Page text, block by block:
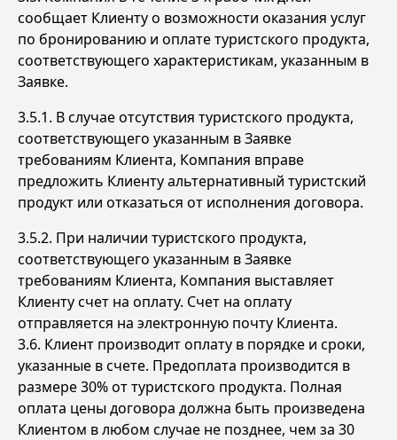
сообщает Клиенту о возможности оказания услуг
по бронированию и оплате туристского продукта,
соответствующего характеристикам, указанным в
Заявке.
3.5.1. В случае отсутствия туристского продукта,
соответствующего указанным в Заявке
требованиям Клиента, Компания вправе
предложить Клиенту альтернативный туристский
продукт или отказаться от исполнения договора.
3.5.2. При наличии туристского продукта,
соответствующего указанным в Заявке
требованиям Клиента, Компания выставляет
Клиенту счет на оплату. Счет на оплату
отправляется на электронную почту Клиента.
3.6. Клиент производит оплату в порядке и сроки,
указанные в счете. Предоплата производится в
размере 30% от туристского продукта. Полная
оплата цены договора должна быть произведена
Клиентом в любом случае не позднее, чем за 30